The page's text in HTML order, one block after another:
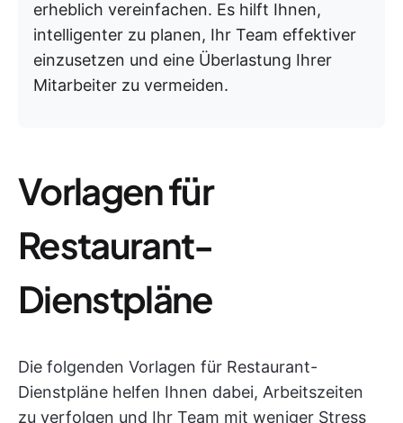
erheblich vereinfachen. Es hilft Ihnen,
intelligenter zu planen, Ihr Team effektiver
einzusetzen und eine Überlastung Ihrer
Mitarbeiter zu vermeiden.
Vorlagen für
Restaurant-
Dienstpläne
Die folgenden Vorlagen für Restaurant-
Dienstpläne helfen Ihnen dabei, Arbeitszeiten
zu verfolgen und Ihr Team mit weniger Stress